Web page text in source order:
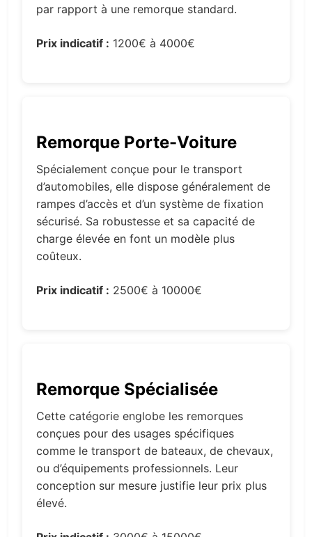
par rapport à une remorque standard.
Prix indicatif : 1200€ à 4000€
Remorque Porte-Voiture
Spécialement conçue pour le transport
d’automobiles, elle dispose généralement de
rampes d’accès et d’un système de fixation
sécurisé. Sa robustesse et sa capacité de
charge élevée en font un modèle plus
coûteux.
Prix indicatif : 2500€ à 10000€
Remorque Spécialisée
Cette catégorie englobe les remorques
conçues pour des usages spécifiques
comme le transport de bateaux, de chevaux,
ou d’équipements professionnels. Leur
conception sur mesure justifie leur prix plus
élevé.